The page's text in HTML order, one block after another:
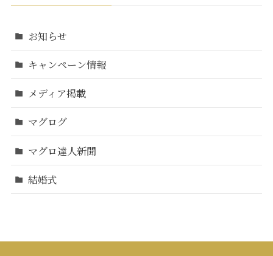
お知らせ
キャンペーン情報
メディア掲載
マグログ
マグロ達人新聞
結婚式